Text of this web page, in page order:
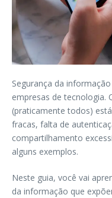
Segurança da
empresas de tecnologia.
(praticamente todos)
fracas, falta de
compartilhamento
alguns exemplos.
Neste guia, você vai
da informação que